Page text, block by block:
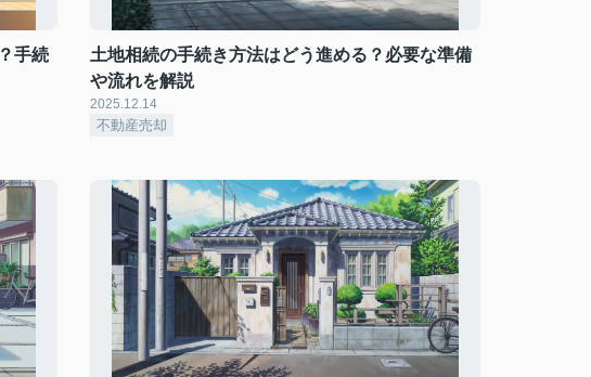
手続
土地相続の手続き方法はどう進める？必要な準備
や流れを解説
2025.12.14
不動産売却